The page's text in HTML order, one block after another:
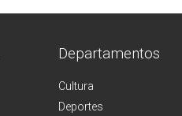
Departamentos
Cultura
Deportes